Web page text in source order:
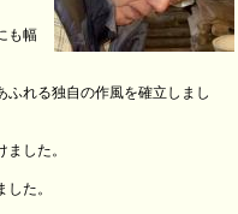
も幅
れる独自の作風を確立しまし
した。
た。